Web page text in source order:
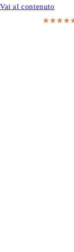
Vai al contenuto